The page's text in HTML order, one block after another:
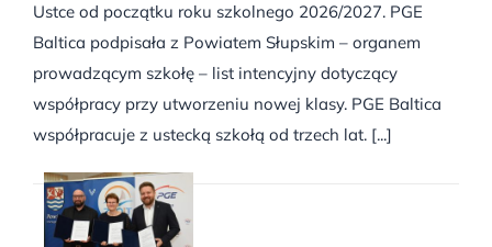
Ustce od początku roku szkolnego 2026/2027. PGE
Baltica podpisała z Powiatem Słupskim – organem
prowadzącym szkołę – list intencyjny dotyczący
współpracy przy utworzeniu nowej klasy. PGE Baltica
współpracuje z ustecką szkołą od trzech lat. [...]